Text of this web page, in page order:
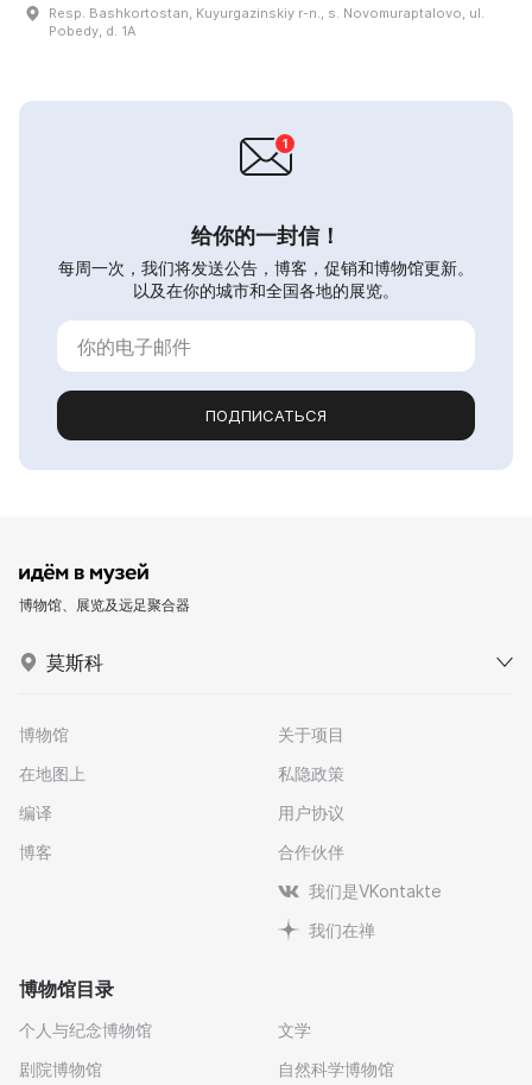
Resp. Bashkortostan, Kuyurgazinskiy r-n., s. Novomuraptalovo, ul.
Pobedy, d. 1A
给你的一封信！
每周一次，我们将发送公告，博客，促销和博物馆更新。
以及在你的城市和全国各地的展览。
ПОДПИСАТЬСЯ
博物馆、展览及远足聚合器
莫斯科
博物馆
在地图上
编译
博客
关于项目
私隐政策
用户协议
合作伙伴
我们是VKontakte
我们在禅
博物馆目录
个人与纪念博物馆
剧院博物馆
文学
自然科学博物馆